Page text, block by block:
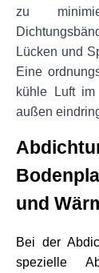
zu
Lücken und
Eine
kühle Luft
außen
und
Bei der
spezielle